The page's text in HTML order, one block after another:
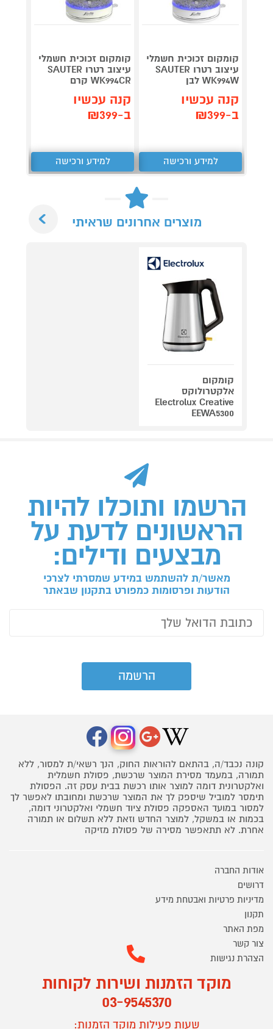
קומקום זכוכית חשמלי
עיצוב רטרו SAUTER
WK994W לבן
קנה עכשיו
ב-₪399
למידע ורכישה
קומקום זכוכית חשמלי
עיצוב רטרו SAUTER
WK994CR קרם
קנה עכשיו
ב-₪399
למידע ורכישה
מוצרים אחרונים שראיתי
קומקום
אלקטרולוקס
Electrolux Creative
EEWA5300
הרשמו ותוכלו להיות
הראשונים לדעת על
מבצעים ודילים:
מאשר/ת להשתמש במידע שמסרתי לצרכי
הודעות ופרסומות כמפורט בתקנון שבאתר
קונה נכבד/ה, בהתאם להוראות החוק, הנך רשאי/ת למסור, ללא
תמורה, במעמד מסירת המוצר שרכשת, פסולת חשמלית
ואלקטרונית דומה למוצר אותו רכשת בבית עסק זה. הפסולת
תימסר למוביל שיספק לך את המוצר שרכשת ומחובתו לאפשר לך
למסור במועד האספקה פסולת ציוד חשמלי ואלקטרוני דומה,
בכמות או במשקל, למוצר החדש וזאת ללא תשלום או תמורה
אחרת. לא תתאפשר מסירה של פסולת מזיקה
אודות החברה
דרושים
מדיניות פרטיות ואבטחת מידע
תקנון
מפת האתר
צור קשר
הצהרת נגישות
מוקד הזמנות ושירות לקוחות
03-9545370
שעות פעילות מוקד הזמנות: